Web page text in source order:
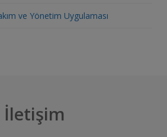
ve Yönetim Uygulaması
İletişim